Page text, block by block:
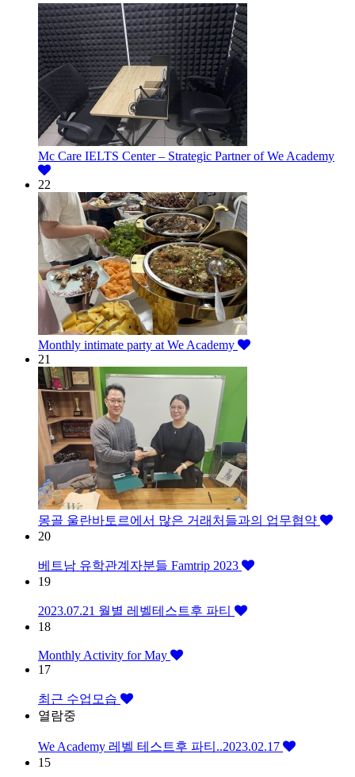
Mc Care IELTS Center – Strategic Partner of We Academy
22
Monthly intimate party at We Academy
21
몽골 울란바토르에서 많은 거래처들과의 업무협약
20
베트남 유학관계자분들 Famtrip 2023
19
2023.07.21 월별 레벨테스트후 파티
18
Monthly Activity for May
17
최근 수업모습
열람중
We Academy 레벨 테스트후 파티..2023.02.17
15